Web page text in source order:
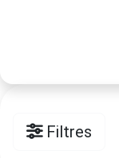
Filtres